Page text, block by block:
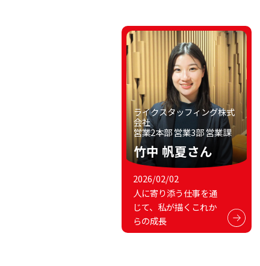
ライクスタッフィング株式
会社
営業2本部 営業3部 営業課
竹中 帆夏さん
2026/02/02
人に寄り添う仕事を通
じて、私が描くこれか
らの成長